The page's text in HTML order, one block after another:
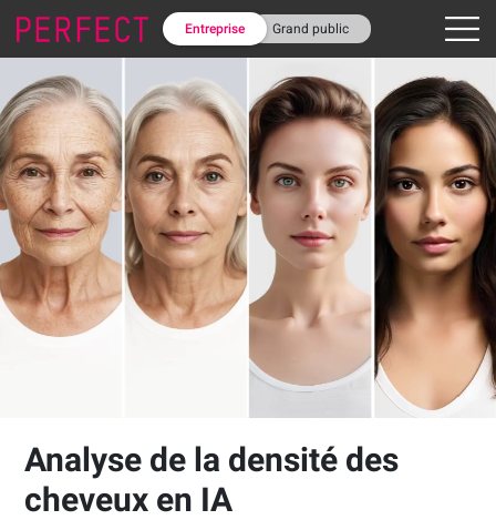
Entreprise Grand public
Analyse de la densité des
cheveux en IA